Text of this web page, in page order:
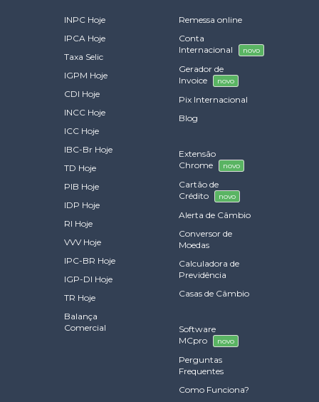
INPC Hoje
IPCA Hoje
Taxa Selic
IGPM Hoje
CDI Hoje
INCC Hoje
ICC Hoje
IBC-Br Hoje
TD Hoje
PIB Hoje
IDP Hoje
RI Hoje
VVV Hoje
IPC-BR Hoje
IGP-DI Hoje
TR Hoje
Balança
Comercial
Remessa online
Conta
Internacional
novo
Gerador de
Invoice
novo
Pix Internacional
Blog
Extensão
Chrome
novo
Cartão de
Crédito
novo
Alerta de Câmbio
Conversor de
Moedas
Calculadora de
Previdência
Casas de Câmbio
Software
MCpro
novo
Perguntas
Frequentes
Como Funciona?